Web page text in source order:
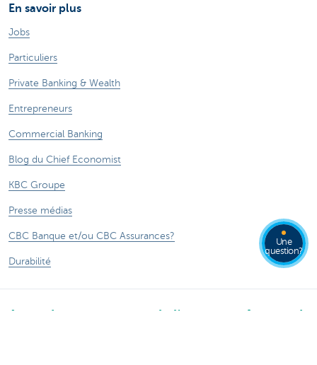
En savoir plus
Jobs
Particuliers
Private Banking & Wealth
Entrepreneurs
Commercial Banking
Blog du Chief Economist
KBC Groupe
Presse médias
CBC Banque et/ou CBC Assurances?
Durabilité
Attention, emprunter de l'argent coûte aussi
Une
question?